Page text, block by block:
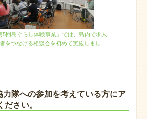
5回島ぐらし体験事業」では、島内で求人
をつなげる相談会を初めて実施しまし
力隊への参加を考えている方にア
ださい。